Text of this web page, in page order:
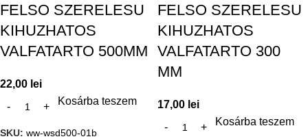
FELSO SZERELESU
KIHUZHATOS
VALFATARTO 500MM
22,00 lei
Kosárba teszem
SKU: ww-wsd500-01b
FELSO SZERELESU
KIHUZHATOS
VALFATARTO 300
MM
17,00 lei
Kosárba teszem